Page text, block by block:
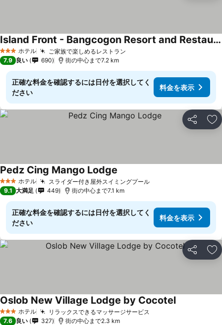
3 ホテルのランク
ホテル ご家族で楽しめるレストラン
Island Front - Bangcogon Resort and Restaurant
料金を表示
7.9 良い 690 街の中心まで7.2 km
正確な料金を確認するには日付を選択してく
ださい
料金を表示
シェア お
3 ホテルのランク
ホテル スライダー付き屋外スイミングプール料金を表示
Pedz Cing Mango Lodge
9.1 大満足 449 街の中心まで7.1 km
正確な料金を確認するには日付を選択してく
ださい
料金を表示
シェア お
3 ホテルのランク
ホテル リラックスできるマッサージサービス
Oslob New Village Lodge by Cocotel料金を表示
7.6 良い 327 街の中心まで2.3 km